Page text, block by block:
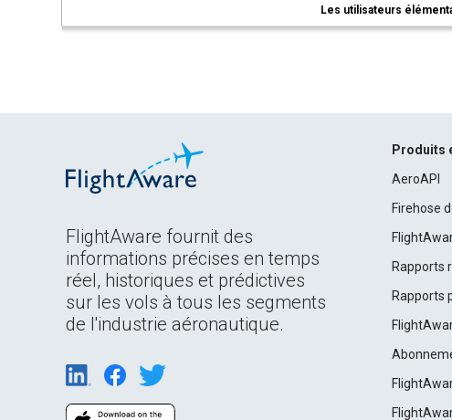
Les utilisateurs
FlightAware fournit des
informations précises en temps
réel, historiques et prédictives
sur les vols à tous les segments
de l'industrie aéronautique.
Produits
AeroAPI
Firehose
Rapports
Rapports